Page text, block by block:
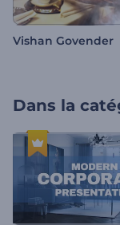
Vishan Govender
Dans la